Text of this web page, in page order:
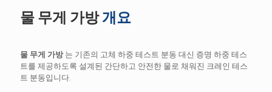
물 무게 가방개요
물 무게 가방는 기존의 고체 하중 테스트 분동 대신 증명 하중 테스
트를 제공하도록 설계된 간단하고 안전한 물로 채워진 크레인 테스
트 분동입니다.